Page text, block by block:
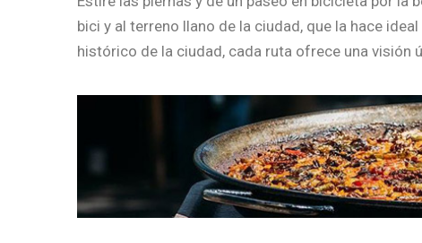
bici y al terreno llano de la ciudad, que la hace
histórico de la ciudad, cada ruta ofrece una visión